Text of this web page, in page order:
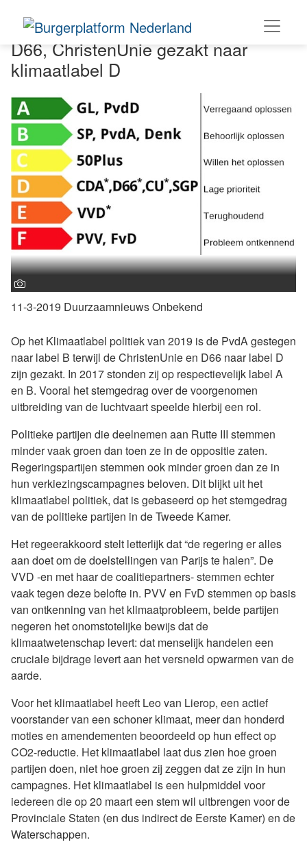
D66, ChristenUnie gezakt naar
klimaatlabel D
11-3-2019 DuurzaamnieuwsOnbekend
Op het Klimaatlabel politiek van 2019 is de PvdA gestegen
naar label B terwijl de ChristenUnie en D66 naar label D
zijn gezakt. In 2017 stonden zij op respectievelijk label A
en B. Vooral het stemgedrag over de voorgenomen
uitbreiding van de luchtvaart speelde hierbij een rol.
Politieke partijen die deelnemen aan Rutte III stemmen
minder vaak groen dan toen ze in de oppositie zaten.
Regeringspartijen stemmen ook minder groen dan ze in
hun verkiezingscampagnes beloven. Dit blijkt uit het
klimaatlabel politiek, dat is gebaseerd op het stemgedrag
van de politieke partijen in de Tweede Kamer.
Het regeerakkoord stelt letterlijk dat “de regering er alles
aan doet om de doelstellingen van Parijs te halen”. De
VVD -en met haar de coalitiepartners- stemmen echter
vaak tegen deze belofte in. PVV en FvD stemmen op basis
van ontkenning van het klimaatprobleem, beide partijen
negeren het onomstotelijke bewijs dat de
klimaatwetenschap levert: dat menselijk handelen een
cruciale bijdrage levert aan het versneld opwarmen van de
aarde.
Voor het klimaatlabel heeft Leo van Lierop, een actief
voorstander van een schoner klimaat, meer dan honderd
moties en amendementen beoordeeld op hun effect op
CO2-reductie. Het klimaatlabel laat dus zien hoe groen
partijen doen, niet hoe groen zij zeggen dat ze zijn in hun
campagnes. Het klimaatlabel is een hulpmiddel voor
iedereen die op 20 maart een stem wil uitbrengen voor de
Provinciale Staten (en dus indirect de Eerste Kamer) en de
Waterschappen.